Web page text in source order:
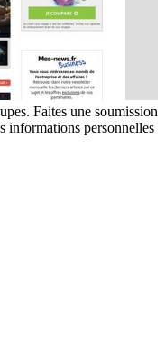
Faites une soumission
informations personnelles